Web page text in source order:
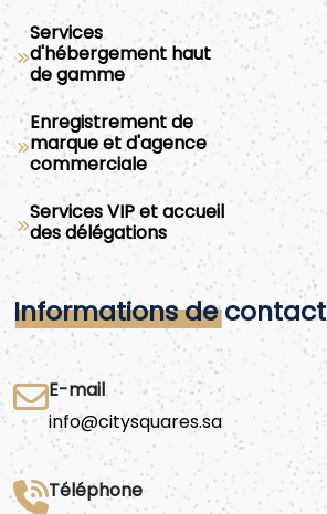
Services
d'hébergement haut
de gamme
Enregistrement de
marque et d'agence
commerciale
Services VIP et accueil
des délégations
Informations de contact
E-mail
info@citysquares.sa
Téléphone